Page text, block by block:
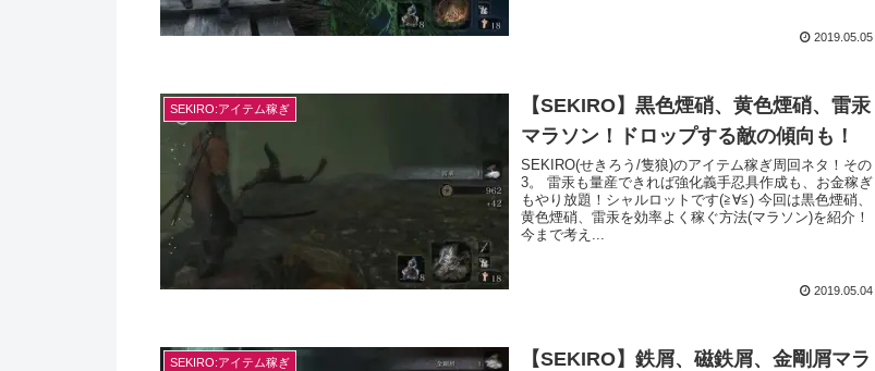
2019.05.05
SEKIRO:アイテム稼ぎ
【SEKIRO】黒色煙硝、黄色煙硝、雷汞
マラソン！ドロップする敵の傾向も！
SEKIRO(せきろう/隻狼)のアイテム稼ぎ周回ネタ！その
3。 雷汞も量産できれば強化義手忍具作成も、お金稼ぎ
もやり放題！シャルロットです(≧∀≦) 今回は黒色煙硝、
黄色煙硝、雷汞を効率よく稼ぐ方法(マラソン)を紹介！
今まで考え...
2019.05.04
SEKIRO:アイテム稼ぎ
【SEKIRO】鉄屑、磁鉄屑、金剛屑マラ